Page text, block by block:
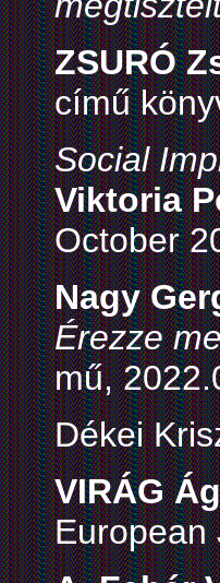
ZSURÓ
című
Social
Viktoria
October
Nagy
Érezze
mű,
Dékei
VIRÁG
European